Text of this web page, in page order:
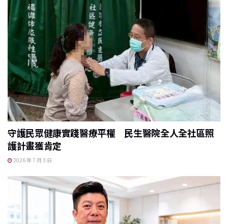
守護民眾健康實踐醫療平權 民生醫院全人全社區照
護計畫獲肯定
2026 年 7 月 3 日